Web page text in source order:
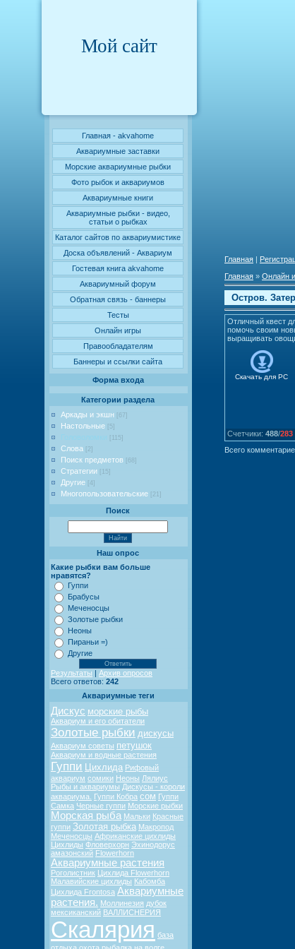
Мой сайт
Главная - akvahome
Аквариумные заставки
Морские аквариумные рыбки
Фото рыбок и аквариумов
Аквариумные книги
Аквариумные рыбки - видео,
статьи о рыбках
Каталог сайтов по аквариумистике
Доска объявлений - Аквариум
Гостевая книга akvahome
Аквариумный форум
Обратная связь - баннеры
Тесты
Онлайн игры
Правообладателям
Баннеры и ссылки сайта
Форма входа
Категории раздела
Аркады и экшн
[67]
Настольные [5]
[115]
Слова [2]
Поиск предметов [68]
Стратегии [15]
Другие [4]
Многопользовательские [21]
Поиск
Наш опрос
Какие рыбки вам больше
нравятся?
Гуппи
Брабусы
Меченосцы
Золотые рыбки
Неоны
Пираньи =)
Другие
Результаты | Архив опросов
Всего ответов: 242
Аквариумные теги
Дискус морские рыбы
Аквариум и его обитатели
Золотые рыбки дискусы
Аквариум советы петушок
Аквариум и водные растения
Гуппи Цихлида Рифовый
аквариум сомики Неоны Лялиус
Рыбы и аквариумы Дискусы - короли
аквариума. Гуппи Кобра сом Гуппи
Самка Черные гуппи Морские рыбки
Морская рыба Мальки Красные
гуппи Золотая рыбка Макропод
Меченосцы Африканские цихлиды
Цихлиды Фловерхорн Эхинодорус
амазонский Flowerhorn
Аквариумные растения
Роголистник Цихлида Flowerhorn
Малавийские цихлиды Кабомба
Цихлида Frontosa Аквариумные
растения. Моллинезия дубок
мексиканский ВАЛЛИСНЕРИЯ
Скалярия база
Главная |
Главная » Онлайн
Остров.
Отличный квест
помочь своим
выращивать
Скачать для PC
Счетчики: 488/283
Всего